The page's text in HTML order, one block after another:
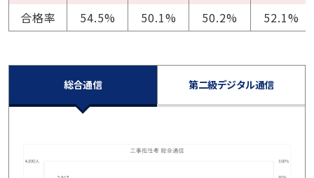
合格率 54.5% 50.1% 50.2% 52.1%
総合通信 第二級デジタル通信